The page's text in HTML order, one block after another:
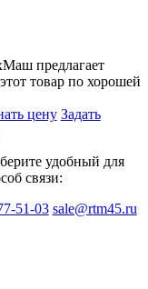
предлагает
товар по хорошей
цену Задать
удобный для
связи:
51-03 sale@rtm45.ru